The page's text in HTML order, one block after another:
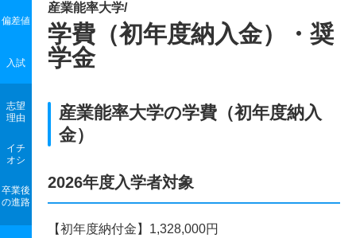
偏差値
入試
志望
理由
イチ
オシ
卒業後
の進路
産業能率大学/
学費（初年度納入金）・奨
学金
産業能率大学の学費（初年度納入
金）
2026年度入学者対象
【初年度納付金】1,328,000円